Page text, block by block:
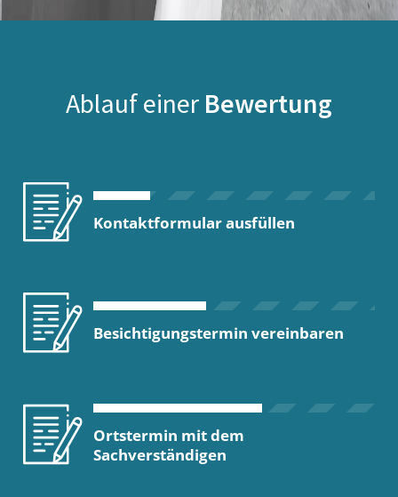
Ablauf einer Bewertung
Kontaktformular ausfüllen
Besichtigungstermin vereinbaren
Ortstermin mit dem
Sachverständigen